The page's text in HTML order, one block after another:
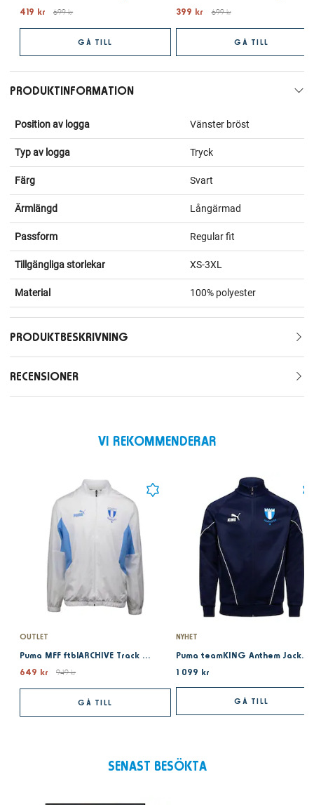
419 kr
699 kr
GÅ TILL
399 kr
699 kr
GÅ TILL
PRODUKTINFORMATION
Position av logga Vänster bröst
Typ av logga Tryck
Färg Svart
Ärmlängd Långärmad
Passform Regular fit
Tillgängliga storlekar XS-3XL
Material 100% polyester
PRODUKTBESKRIVNING
RECENSIONER
VI REKOMMENDERAR
OUTLET
Puma MFF ftblARCHIVE Track Jacket White
649 kr
949 kr
GÅ TILL
NYHET
Puma teamKING Anthem Jacket Navy
1 099 kr
GÅ TILL
SENAST BESÖKTA